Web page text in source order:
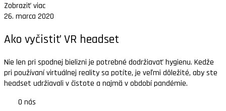
Zobraziť viac
26. marca 2020
Ako vyčistiť VR headset
Nie len pri spodnej bielizni je potrebné dodržiavať hygienu. Kedže
pri používaní virtuálnej reality sa potíte, je veľmi dôležité, aby ste
headset udržiavali v čistote a najmä v období pandémie.
O nás